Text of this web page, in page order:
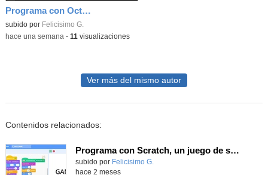
Programa con OctoStudio, un juego homenajeando al House of the dead con Zombies
Contenido educativo.
subido por Felicisimo G.
-hace una semana - 11 visualizaciones
Ver más del mismo autor
Contenidos relacionados:
Programa con Scratch, un juego de saltos usando la extensión Makey Makey
Contenido educativo.
subido por Felicisimo G.
hace 2 meses